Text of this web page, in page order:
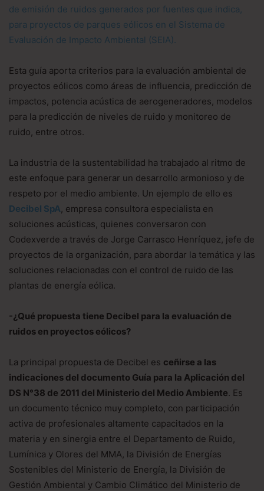
de emisión de ruidos generados por fuentes que indica,
para proyectos de parques eólicos en el Sistema de
Evaluación de Impacto Ambiental (SEIA).
Esta guía aporta criterios para la evaluación ambiental de
proyectos eólicos como áreas de influencia, predicción de
impactos, potencia acústica de aerogeneradores, modelos
para la predicción de niveles de ruido y monitoreo de
ruido, entre otros.
La industria de la sustentabilidad ha trabajado al ritmo de
este enfoque para generar un desarrollo armonioso y de
respeto por el medio ambiente. Un ejemplo de ello es
Decibel SpA, empresa consultora especialista en
soluciones acústicas, quienes conversaron con
Codexverde a través de Jorge Carrasco Henríquez, jefe de
proyectos de la organización, para abordar la temática y las
soluciones relacionadas con el control de ruido de las
plantas de energía eólica.
-¿Qué propuesta tiene Decibel para la evaluación de
ruidos en proyectos eólicos?
La principal propuesta de Decibel es ceñirse a las
indicaciones del documento Guía para la Aplicación del
DS N°38 de 2011 del Ministerio del Medio Ambiente. Es
un documento técnico muy completo, con participación
activa de profesionales altamente capacitados en la
materia y en sinergia entre el Departamento de Ruido,
Lumínica y Olores del MMA, la División de Energías
Sostenibles del Ministerio de Energía, la División de
Gestión Ambiental y Cambio Climático del Ministerio de